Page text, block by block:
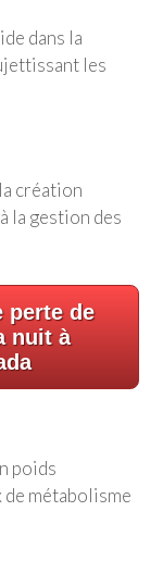
dans la
les
création
la gestion des
perte de
nuit à
poids
métabolisme